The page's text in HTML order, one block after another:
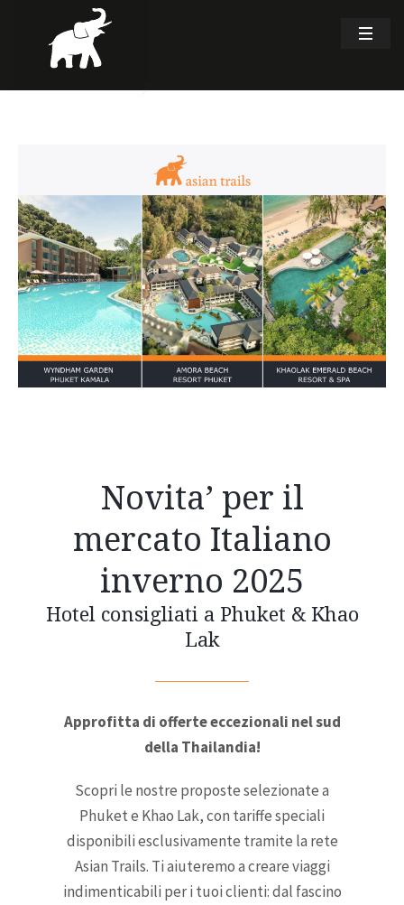
Novita’ per il
mercato Italiano
inverno 2025
Hotel consigliati a Phuket & Khao
Lak
Approfitta di offerte eccezionali nel sud
della Thailandia!
Scopri le nostre proposte selezionate a
Phuket e Khao Lak, con tariffe speciali
disponibili esclusivamente tramite la rete
Asian Trails. Ti aiuteremo a creare viaggi
indimenticabili per i tuoi clienti: dal fascino